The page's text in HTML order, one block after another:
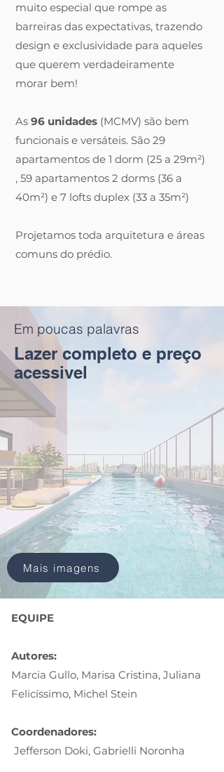
muito especial que rompe as
barreiras das expectativas, trazendo
design e exclusividade para aqueles
que querem verdadeiramente
morar bem!
As 96 unidades (MCMV) são bem
funcionais e versáteis. São 29
apartamentos de 1 dorm (25 a 29m²)
, 59 apartamentos 2 dorms (36 a
40m²) e 7 lofts duplex (33 a 35m²)
Projetamos toda arquitetura e áreas
comuns do prédio.
Em poucas palavras
Lazer completo e preço
acessivel
Mais imagens
EQUIPE
Autores:
Marcia Gullo, Marisa Cristina, Juliana
Felicíssimo, Michel Stein
Coordenadores:
Jefferson Doki, Gabrielli Noronha